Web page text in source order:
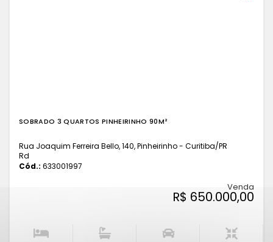
SOBRADO 3 QUARTOS PINHEIRINHO 90M²
Rua Joaquim Ferreira Bello, 140, Pinheirinho - Curitiba/PR
Rd
Cód.: 633001997
Venda
R$ 650.000,00